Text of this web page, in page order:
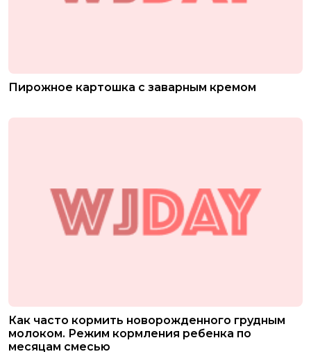
Пирожное картошка с заварным кремом
Как часто кормить новорожденного грудным
молоком. Режим кормления ребенка по
месяцам смесью